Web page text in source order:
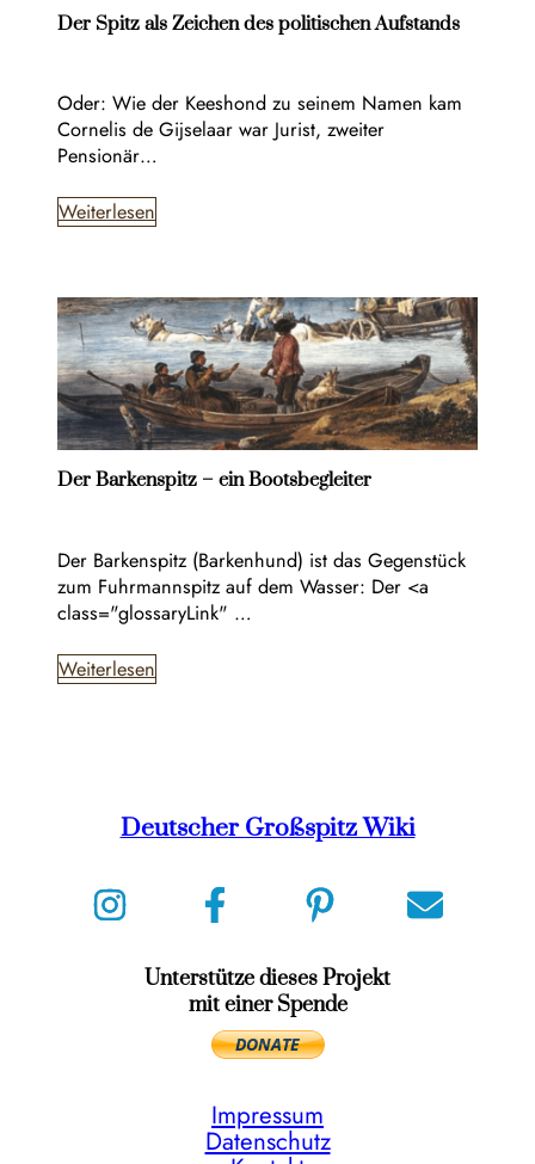
Der Spitz als Zeichen des politischen Aufstands
Oder: Wie der Keeshond zu seinem Namen kam
Cornelis de Gijselaar war Jurist, zweiter
Pensionär…
Weiterlesen
Der Barkenspitz – ein Bootsbegleiter
Der Barkenspitz (Barkenhund) ist das Gegenstück
zum Fuhrmannspitz auf dem Wasser: Der <a
class="glossaryLink" …
Weiterlesen
Deutscher Großspitz Wiki
Unterstütze dieses Projekt
mit einer Spende
Impressum
Datenschutz